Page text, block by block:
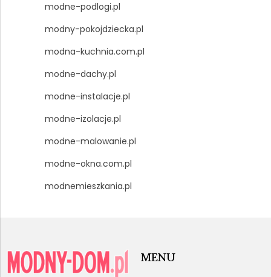
modne-podlogi.pl
modny-pokojdziecka.pl
modna-kuchnia.com.pl
modne-dachy.pl
modne-instalacje.pl
modne-izolacje.pl
modne-malowanie.pl
modne-okna.com.pl
modnemieszkania.pl
MENU